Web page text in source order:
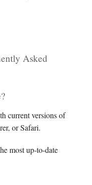
Asked
current versions of
or Safari.
most up-to-date